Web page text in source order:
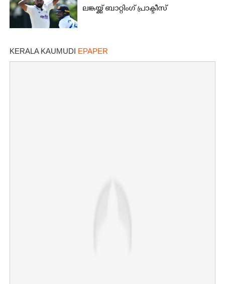
ലങ്കയ്ക്ക് ബാറ്റിംഗ് പ്രാക്ടീസ്
KERALA KAUMUDI EPAPER